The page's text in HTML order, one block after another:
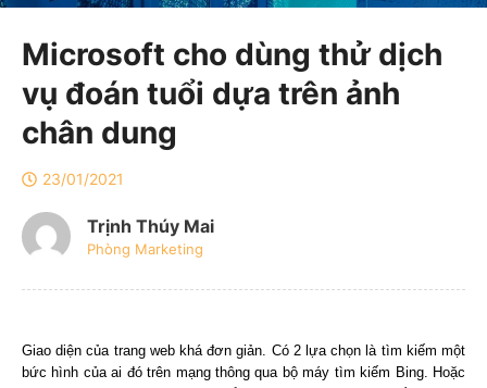
Microsoft cho dùng thử dịch
vụ đoán tuổi dựa trên ảnh
chân dung
23/01/2021
Trịnh Thúy Mai
Phòng Marketing
Giao diện của trang web khá đơn giản. Có 2 lựa chọn là tìm kiếm một
bức hình của ai đó trên mạng thông qua bộ máy tìm kiếm Bing. Hoặc